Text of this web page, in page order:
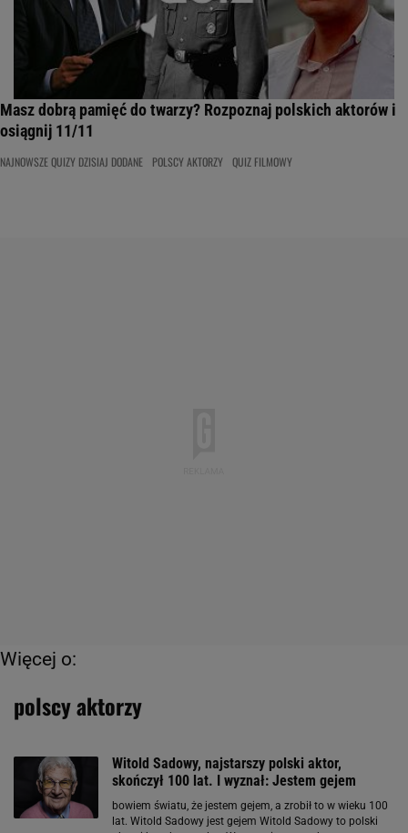
Masz dobrą pamięć do twarzy? Rozpoznaj polskich aktorów i
osiągnij 11/11
NAJNOWSZE QUIZY DZISIAJ DODANE POLSCY AKTORZY QUIZ FILMOWY
Więcej o:
polscy aktorzy
Witold Sadowy, najstarszy polski aktor,
skończył 100 lat. I wyznał: Jestem gejem
bowiem światu, że jestem gejem, a zrobił to w wieku 100
lat. Witold Sadowy jest gejem Witold Sadowy to polski